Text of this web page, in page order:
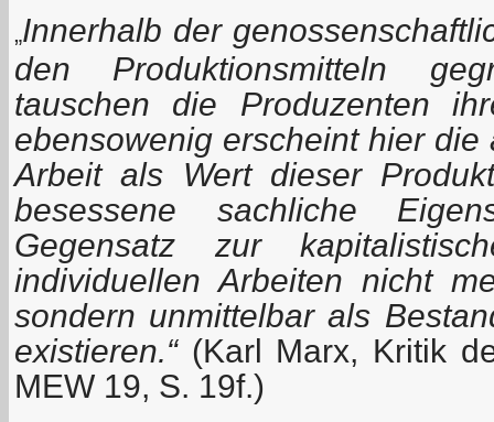
„Innerhalb der
den Produktionsmitteln
tauschen die Produzenten
ebensowenig erscheint hier
Arbeit als Wert dieser
besessene sachliche
Gegensatz zur
individuellen Arbeiten nicht
sondern unmittelbar als
existieren.“ (Karl Marx, Kritik
MEW 19, S. 19f.)